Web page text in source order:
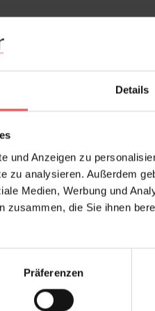
Details
und Anzeigen zu
zu analysieren. Außerdem
Medien, Werbung und
zusammen, die Sie ihnen
Präferenzen